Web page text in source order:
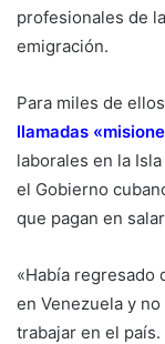
profesionales de
emigración.
Para miles de
llamadas
laborales en la
el Gobierno
que pagan en
«Había regresado
en Venezuela y
trabajar en el